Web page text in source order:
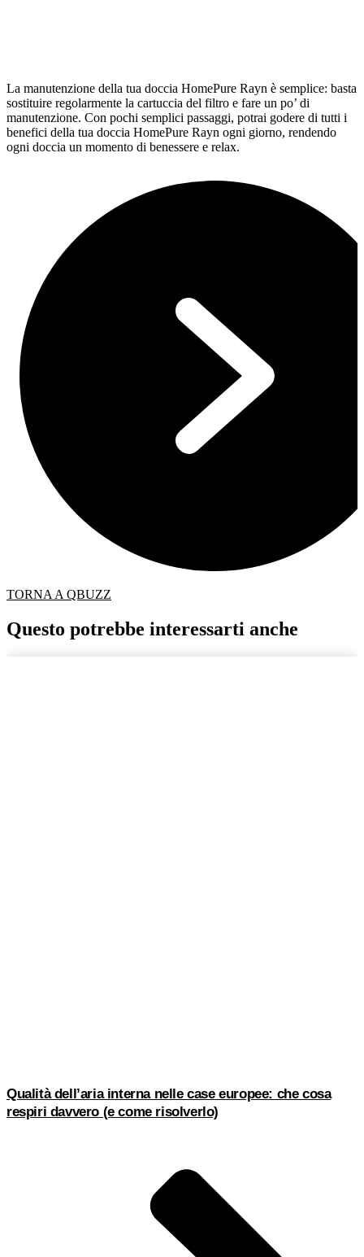
La manutenzione della tua doccia HomePure Rayn è semplice: basta
sostituire regolarmente la cartuccia del filtro e fare un po’ di
manutenzione. Con pochi semplici passaggi, potrai godere di tutti i
benefici della tua doccia HomePure Rayn ogni giorno, rendendo
ogni doccia un momento di benessere e relax.
TORNA A QBUZZ
Questo potrebbe interessarti anche
Qualità dell’aria interna nelle case europee: che cosa
respiri davvero (e come risolverlo)